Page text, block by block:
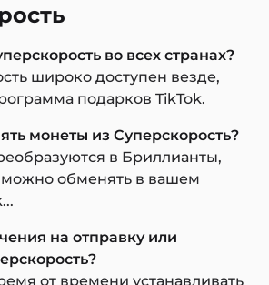
во всех странах?
широко доступен везде,
подарков TikTok.
монеты из Суперскорость?
в Бриллианты,
можно обменять в вашем
на отправку или
от времени устанавливать